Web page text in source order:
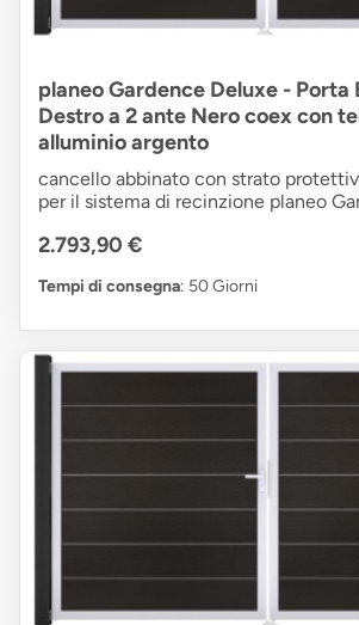
planeo Gardence Deluxe - Porta
Destro a 2 ante Nero coex con
alluminio argento
cancello abbinato con strato
per il sistema di recinzione planeo
2.793,90 €
Tempi di consegna: 50 Giorni